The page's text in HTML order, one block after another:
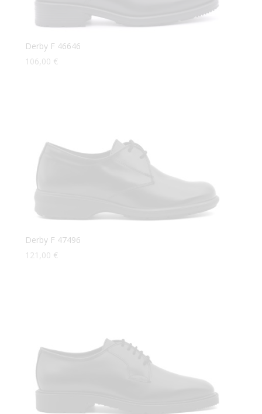
Derby F 46646
106,00 €
Derby F 47496
121,00 €